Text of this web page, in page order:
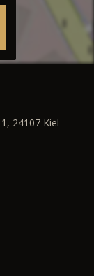
24107 Kiel-